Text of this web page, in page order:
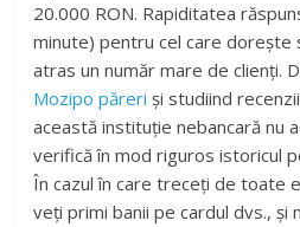
20.000 RON. Rapiditatea
minute) pentru cel care dorește
atras un număr mare de clienți.
Mozipo păreri și studiind
această instituție nebancară nu
verifică în mod riguros istoricul
În cazul în care treceți de toate
veți primi banii pe cardul dvs., și